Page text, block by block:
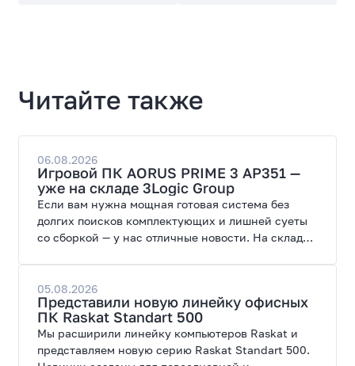
Читайте также
06.08.2026
Игровой ПК AORUS PRIME 3 AP351 —
уже на складе 3Logic Group
Если вам нужна мощная готовая система без
долгих поисков комплектующих и лишней суеты
со сборкой — у нас отличные новости. На склад
современных игр и работы с нейросетями.
05.08.2026
Представили новую линейку офисных
ПК Raskat Standart 500
Мы расширили линейку компьютеров Raskat и
представляем новую серию Raskat Standart 500.